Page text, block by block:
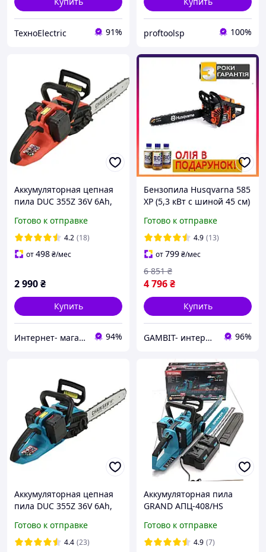
ТехноElectric 91% proftoolsp 100%
Аккумуляторная цепная
пила DUC 355Z 36V 6Ah,
Автоматическая Смазка.
Готово к отправке
4.2 (18)
от498₴/мес
2 990₴
Купить
Интернет- магазин "Fortuna" 94%
Бензопила Husqvarna 585
XP (5,3 кВт с шиной 45 см)
цепная пила Хускварна
для дров
Готово к отправке
4.9 (13)
от799₴/мес
4 796₴
6 851 ₴
Купить
GAMBIT- интернет магазин товаров для дома 96%
Аккумуляторная цепная
пила DUC 355Z 36V 6Ah,
Автоматическая Смазка.
Готово к отправке
4.4 (23)
Аккумуляторная пила
GRAND АПЦ-408/HS
В), 2 АКБ 8 Ач, 2 шины
16"/14", 2 цепи)
Готово к отправке
4.9 (7)